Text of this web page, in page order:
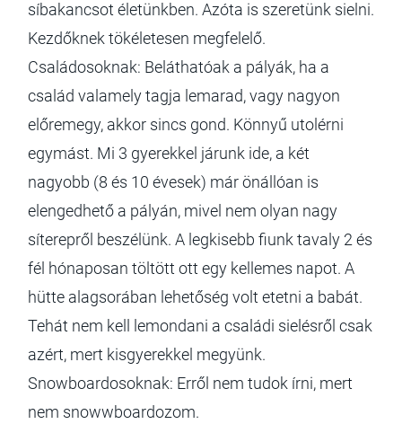
síbakancsot életünkben. Azóta is szeretünk sielni.
Kezdőknek tökéletesen megfelelő.
Családosoknak: Beláthatóak a pályák, ha a
család valamely tagja lemarad, vagy nagyon
előremegy, akkor sincs gond. Könnyű utolérni
egymást. Mi 3 gyerekkel járunk ide, a két
nagyobb (8 és 10 évesek) már önállóan is
elengedhető a pályán, mivel nem olyan nagy
síterepről beszélünk. A legkisebb fiunk tavaly 2 és
fél hónaposan töltött ott egy kellemes napot. A
hütte alagsorában lehetőség volt etetni a babát.
Tehát nem kell lemondani a családi sielésről csak
azért, mert kisgyerekkel megyünk.
Snowboardosoknak: Erről nem tudok írni, mert
nem snowwboardozom.